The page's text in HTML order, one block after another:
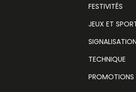
FESTIVITÉS
JEUX ET
TECHNIQUE
PROMOTIONS